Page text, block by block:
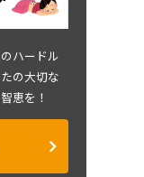
ハードル
の大切な
恵を！